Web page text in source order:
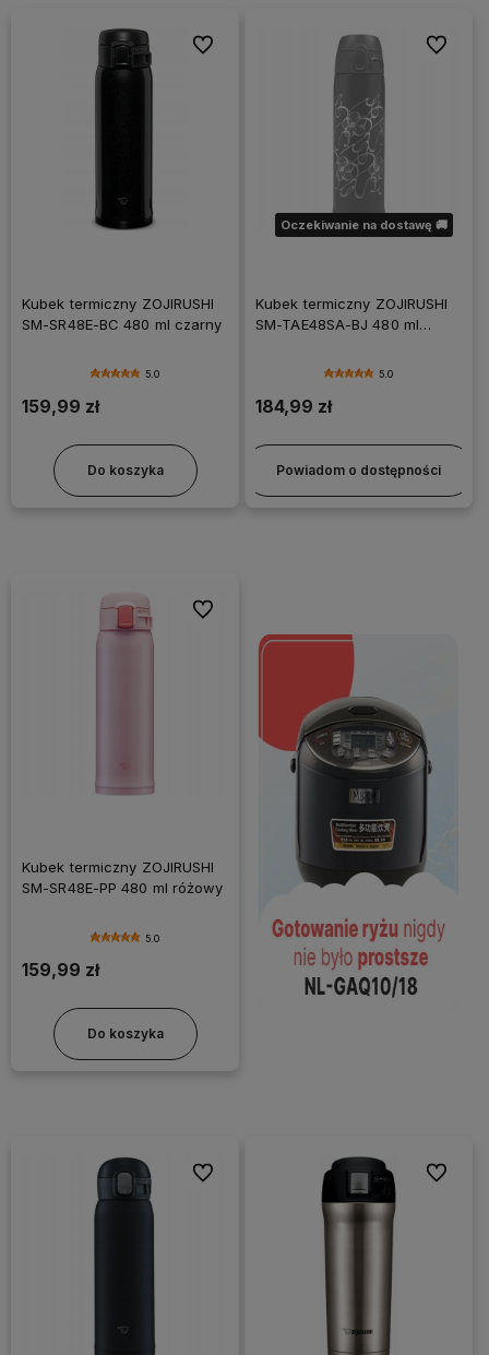
Kubek termiczny ZOJIRUSHI
SM-SR48E-BC 480 ml czarny
5.0
159,99 zł
Do koszyka
Do ulubionych
Oczekiwanie na dostawę 🚚
Kubek termiczny ZOJIRUSHI
SM-TAE48SA-BJ 480 ml
5.0
184,99 zł
Powiadom o dostępności
Do
Kubek termiczny ZOJIRUSHI
SM-SR48E-PP 480 ml różowy
5.0
159,99 zł
Do koszyka
Do ulubionych
Do ulubionych Do